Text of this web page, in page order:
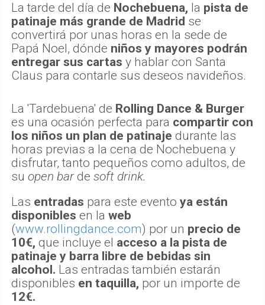
La tarde del día de Nochebuena, la pista de
patinaje más grande de Madrid se
convertirá por unas horas en la sede de
Papá Noel, dónde niños y mayores podrán
entregar sus cartas y hablar con Santa
Claus para contarle sus deseos navideños.
La 'Tardebuena' de Rolling Dance & Burger
es una ocasión perfecta para compartir con
los niños un plan de patinaje durante las
horas previas a la cena de Nochebuena y
disfrutar, tanto pequeños como adultos, de
su open barde soft drink.
Las entradas para este evento ya están
disponibles en la web
(www.rollingdance.com) por un precio de
10€, que incluye el acceso a la pista de
patinaje y barra libre de bebidas sin
alcohol. Las entradas también estarán
disponibles en taquilla, por un importe de
12€.